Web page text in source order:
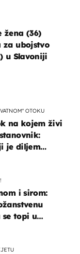
žena (36)
za ubojstvo
u Slavoniji
OTOKU
na kojem živi
je diljem
i sirom:
se topi u